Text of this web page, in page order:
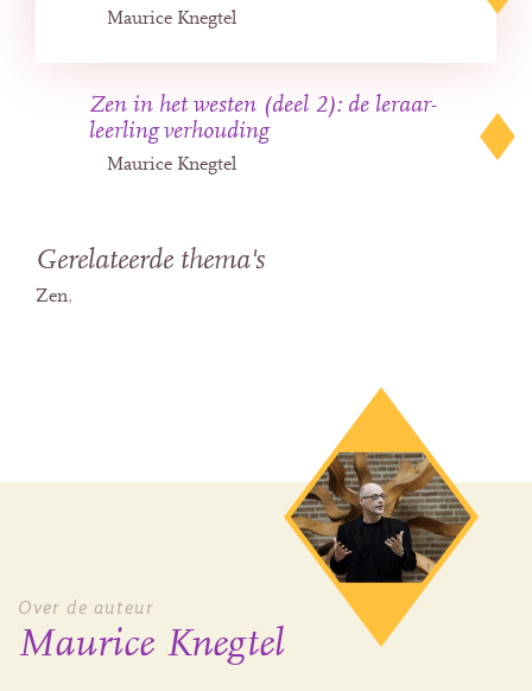
Maurice Knegtel
Zen in het westen (deel 2): de leraar-
leerling verhouding
Maurice Knegtel
Gerelateerde thema's
Zen
Over de auteur
Maurice Knegtel